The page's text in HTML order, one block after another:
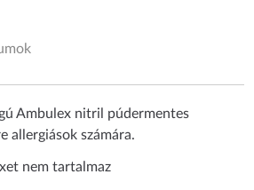
Ambulex nitril púdermentes
allergiások számára.
nem tartalmaz